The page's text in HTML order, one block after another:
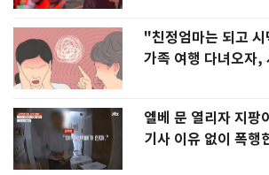
"친정엄마는 되고
가족 여행 다녀오자,
엘베 문 열리자 지
기사 이유 없이 폭행